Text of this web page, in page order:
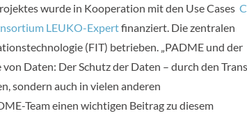
wurde in Kooperation mit den Use Cases
LEUKO-Expertfinanziert. Die zentralen
(FIT) betrieben. „PADME und der
Daten: Der Schutz der Daten – durch den
sondern auch in vielen anderen
Team einen wichtigen Beitrag zu diesem